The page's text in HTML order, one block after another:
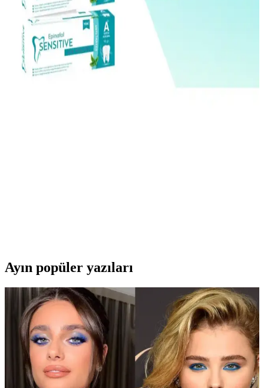
Phrau %100 Saf Doğal Limon Kabuğu Uçucu Yağı:
Ferahlatıcı ve Güçlendirici Doğal Ürün
Phrau %100 saf ve doğal limon kabuğu uçucu yağı, ferahlatıcı
kokusu ve cilt üzerinde hızlı emilimiyle doğal bakımda tercih edilen
bir üründür. Güneş ışığını engelleyen ambalajıyla tazeliğini korur.
Ayın popüler yazıları